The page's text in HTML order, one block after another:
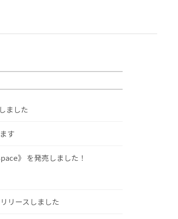
ました
す
》 を発売しました！
リースしました